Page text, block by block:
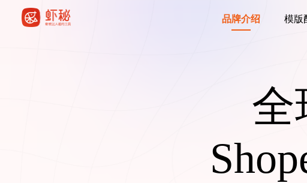
品牌介绍 模版
全